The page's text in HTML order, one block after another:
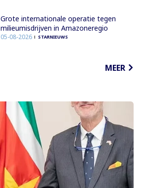
Grote internationale operatie tegen
milieumisdrijven in Amazoneregio
05-08-2026 STARNIEUWS
MEER